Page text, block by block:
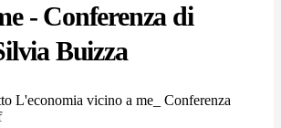
- Conferenza di
Buizza
L'economia vicino a me_ Conferenza